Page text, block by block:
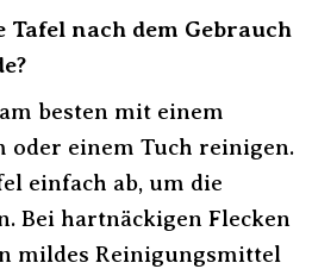
nach dem Gebrauch
besten mit einem
oder einem Tuch reinigen.
einfach ab, um die
Bei hartnäckigen Flecken
mildes Reinigungsmittel